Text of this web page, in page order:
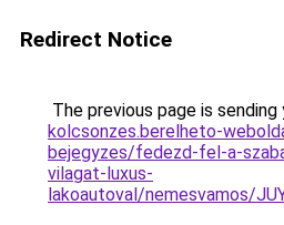
Redirect Notice
The previous page is
kolcsonzes.berelheto-
bejegyzes/fedezd-fel-a-
vilagat-luxus-
lakoautoval/nemesvamos/